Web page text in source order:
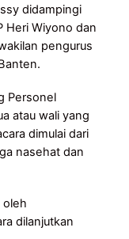
didampingi
Heri Wiyono dan
pengurus
Personel
atau wali yang
dimulai dari
nasehat dan
oleh
dilanjutkan